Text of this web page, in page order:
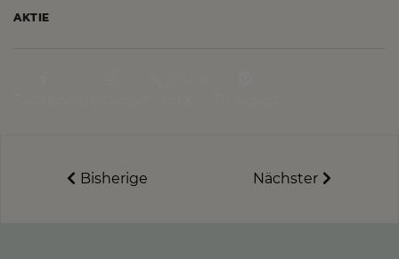
AKTIE
Bisherige Nächster